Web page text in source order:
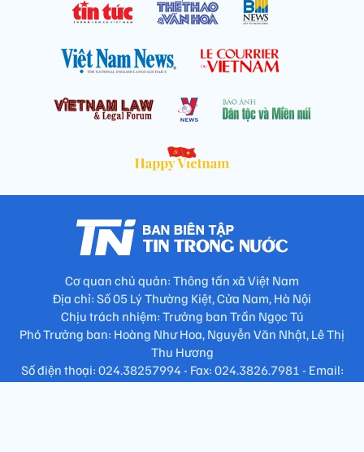
Cơ quan chủ quản: Thông tấn xã Việt Nam
Địa chỉ: Số 05 Lý Thường Kiệt, Cửa Nam, Hà Nội
Chịu trách nhiệm: Trưởng ban Trần Ngọc Tú
Phó Trưởng ban: Hoàng Như Hoa, Nguyễn Văn Nhật, Lê Thị
Thu Hương
Số điện thoại: 024.38257994 - Fax: 024.3826.7981 - Email:
tap.phongbien@gmail.com